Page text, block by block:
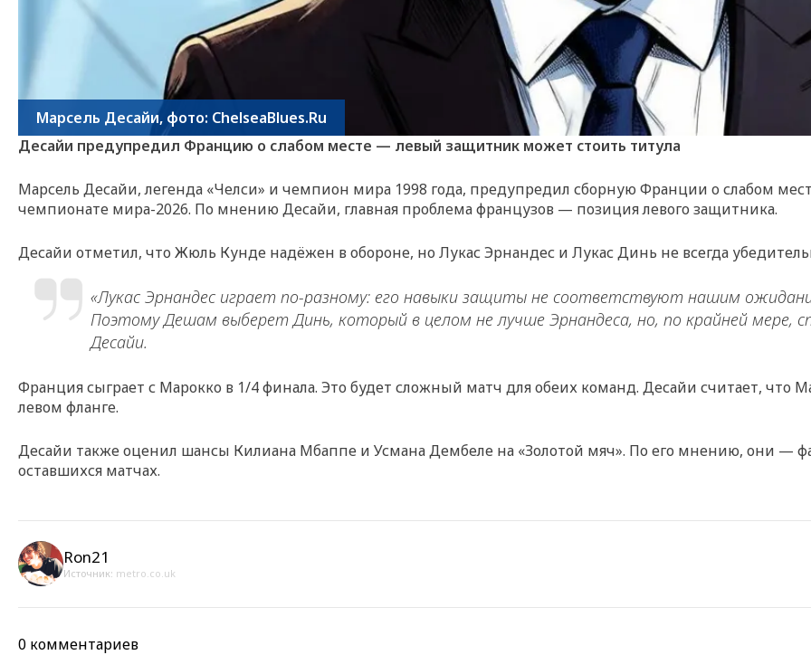
Марсель Десайи, фото: ChelseaBlues.Ru
Десайи предупредил Францию о слабом месте — левый защитник может стоить титула
Марсель Десайи, легенда «Челси» и чемпион мира 1998 года, предупредил сборную Франции о слабом
чемпионате мира-2026. По мнению Десайи, главная проблема французов — позиция левого защитника.
Десайи отметил, что Жюль Кунде надёжен в обороне, но Лукас Эрнандес и Лукас Динь не всегда
«Лукас Эрнандес играет по-разному: его навыки защиты не соответствуют нашим
Поэтому Дешам выберет Динь, который в целом не лучше Эрнандеса, но, по крайней мере,
Десайи.
Франция сыграет с Марокко в 1/4 финала. Это будет сложный матч для обеих команд. Десайи считает, что
левом фланге.
Десайи также оценил шансы Килиана Мбаппе и Усмана Дембеле на «Золотой мяч». По его мнению, они —
оставшихся матчах.
Ron21
Источник: metro.co.uk
0 комментариев